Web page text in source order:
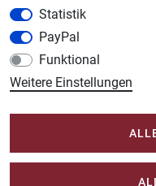
Modellbau-City.com
Military + Tabletop
Spiel.
Im-Shop-kaufen.de
Küchen Zubehör - Haus/Garten
Statistik
PayPal
Funktional
Weitere Einstellungen